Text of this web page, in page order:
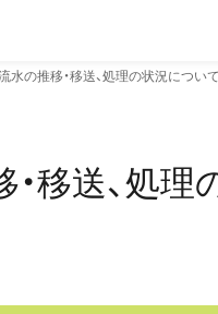
の推移・移送、処理の状況につい
移送、処理